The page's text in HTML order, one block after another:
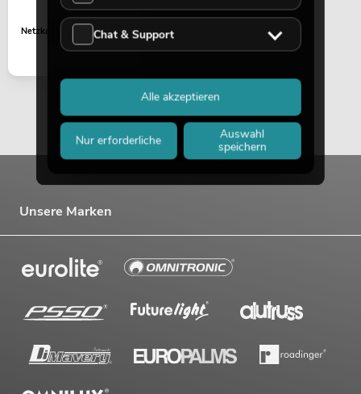
Netzkabel PM-202FX
Unsere Marken
Chat & Support
Nur erforderliche
Auswahl
speichern
Alle akzeptieren